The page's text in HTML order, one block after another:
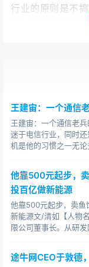
行业的原则是不
馁，他转身就去
的旧货船，这艘
说，这个名字，象
字表示要赚钱，
从英国驶向香港
一家船舶公司谈妥
煤到日本。包兆
了这一切，也不
样的船，就已经
经营航运业的人
费标准高，而且
王建宙：一个通信
王建宙：一个通信老
迷于电信行业，同时
机是他的习惯之一无
他靠500元起步，
投百亿做新能源
他靠500元起步，卖鱼
新能源文/清如【人物
限公司董事长。从研
途牛网CEO于敦德